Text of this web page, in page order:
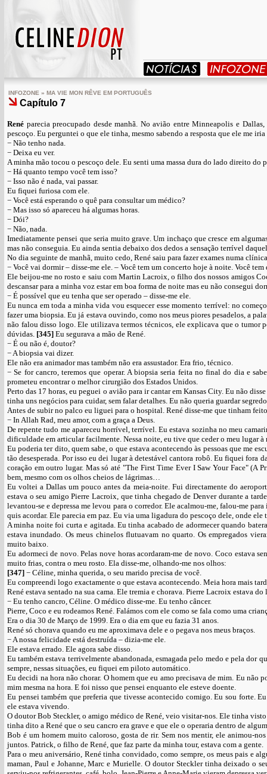
INFOZONE » MA VIE MON RÊVE EM PORTUGUÊS
Capítulo 7
René parecia preocupado desde manhã. No avião entre Minneapolis e
pescoço. Eu perguntei o que ele tinha, mesmo sabendo a resposta que ele me iria
− Não tenho nada.
− Deixa eu ver.
A minha mão tocou o pescoço dele. Eu senti uma massa dura do lado direito do
− Há quanto tempo você tem isso?
− Isso não é nada, vai passar.
Eu fiquei furiosa com ele.
− Você está esperando o quê para consultar um médico?
− Mas isso só apareceu há algumas horas.
− Dói?
− Não, nada.
Imediatamente pensei que seria muito grave. Um inchaço que cresce em
mas não conseguia. Eu ainda sentia debaixo dos dedos a sensação terrível
No dia seguinte de manhã, muito cedo, René saiu para fazer exames numa
− Você vai dormir – disse-me ele. – Você tem um concerto hoje à noite. Você tem
Ele beijou-me no rosto e saiu com Martin Lacroix, o filho dos nossos amigos
descansar para a minha voz estar em boa forma de noite mas eu não consegui
− É possível que eu tenha que ser operado – disse-me ele.
Eu nunca em toda a minha vida vou esquecer esse momento terrível: no
fazer uma biopsia. Eu já estava ouvindo, como nos meus piores pesadelos, a
não falou disso logo. Ele utilizava termos técnicos, ele explicava que o tumor
dúvidas. [345] Eu segurava a mão de René.
− É ou não é, doutor?
− A biopsia vai dizer.
Ele não era animador mas também não era assustador. Era frio, técnico.
− Se for cancro, teremos que operar. A biopsia seria feita no final do dia e
prometeu encontrar o melhor cirurgião dos Estados Unidos.
Perto das 17 horas, eu peguei o avião para ir cantar em Kansas City. Eu não
tinha uns negócios para cuidar, sem falar detalhes. Eu não queria guardar
Antes de subir no palco eu liguei para o hospital. René disse-me que tinham
− In Allah Rad, meu amor, com a graça a Deus.
De repente tudo me apareceu horrível, terrível. Eu estava sozinha no meu
dificuldade em articular facilmente. Nessa noite, eu tive que ceder o meu lugar
Eu poderia ter dito, quem sabe, o que estava acontecendo às pessoas que me
tão desesperada. Por isso eu dei lugar à detestável cantora robô. Eu fiquei fora
coração em outro lugar. Mas só até "The First Time Ever I Saw Your Face" (A
bem, mesmo com os olhos cheios de lágrimas…
Eu voltei a Dallas um pouco antes da meia-noite. Fui directamente do
estava o seu amigo Pierre Lacroix, que tinha chegado de Denver durante a
levantou-se e depressa me levou para o corredor. Ele acalmou-me, falou-me
quis acordar. Ele parecia em paz. Eu via uma ligadura do pescoço dele, onde
A minha noite foi curta e agitada. Eu tinha acabado de adormecer quando
estava inundado. Os meus chinelos flutuavam no quarto. Os empregados
muito baixo.
Eu adormeci de novo. Pelas nove horas acordaram-me de novo. Coco estava
muito frias, contra o meu rosto. Ela disse-me, olhando-me nos olhos:
[347] − Céline, minha querida, o seu marido precisa de você.
Eu compreendi logo exactamente o que estava acontecendo. Meia hora mais
René estava sentado na sua cama. Ele tremia e chorava. Pierre Lacroix estava do
− Eu tenho cancro, Céline. O médico disse-me. Eu tenho câncer.
Pierre, Coco e eu rodeamos René. Falámos com ele como se fala como uma
Era o dia 30 de Março de 1999. Era o dia em que eu fazia 31 anos.
René só chorava quando eu me aproximava dele e o pegava nos meus braços.
− A nossa felicidade está destruída – dizia-me ele.
Ele estava errado. Ele agora sabe disso.
Eu também estava terrivelmente abandonada, esmagada pelo medo e pela dor
sempre, nessas situações, eu fiquei em piloto automático.
Eu decidi na hora não chorar. O homem que eu amo precisava de mim. Eu não
mim mesma na hora. E foi nisso que pensei enquanto ele esteve doente.
Eu pensei também que preferia que tivesse acontecido comigo. Eu sou forte.
ele estava vivendo.
O doutor Bob Steckler, o amigo médico de René, veio visitar-nos. Ele tinha
tinha dito a René que o seu cancro era grave e que ele o operaria dentro de
Bob é um homem muito caloroso, gosta de rir. Sem nos mentir, ele animou-
juntos. Patrick, o filho de René, que faz parte da minha tour, estava com a gente.
Para o meu aniversário, René tinha convidado, como sempre, os meus pais e
maman, Paul e Johanne, Marc e Murielle. O doutor Steckler tinha deixado o